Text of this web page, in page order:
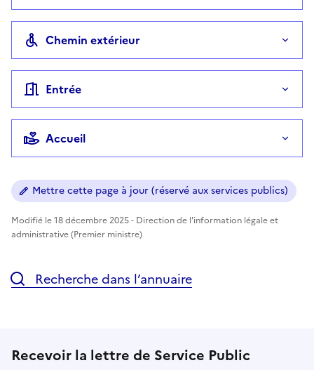
Chemin extérieur
Entrée
Accueil
Mettre cette page à jour (réservé aux services publics)
Modifié le 18 décembre 2025 - Direction de l'information légale et
administrative (Premier ministre)
Recherche dans l’annuaire
Recevoir la lettre de Service Public